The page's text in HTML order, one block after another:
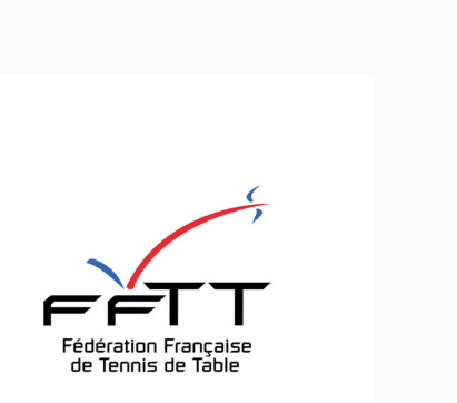
Fédération Française de Tennis de Table
Stratégie et politique